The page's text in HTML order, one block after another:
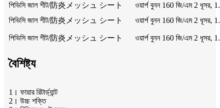
পিভিসি জাল শীট/防炎メッシュ シート
ওয়ার্প বুনন 160 জি/এম 2 ধূসর,
পিভিসি জাল শীট/防炎メッシュ シート
ওয়ার্প বুনন 160 জি/এম 2 ধূসর,
পিভিসি জাল শীট/防炎メッシュ シート ওয়ার্প বুনন 160 জি/এম 2 ধূসর,
বৈশিষ্ট্য
1। ফায়ার রিটার্ড্যান্ট
2। উচ্চ শক্তি